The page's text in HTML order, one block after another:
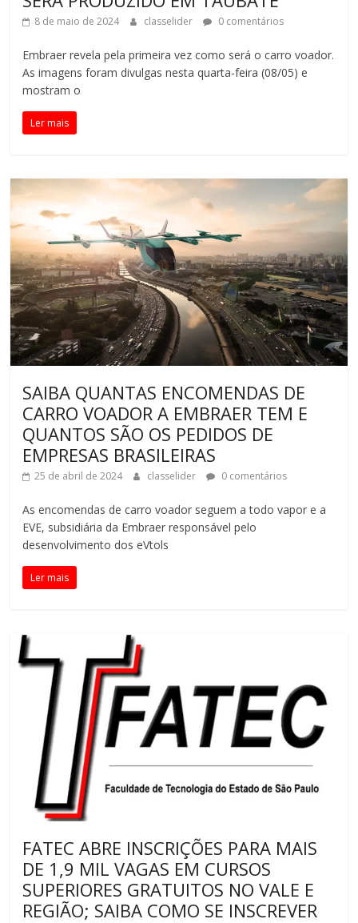
8 de maio de 2024 classelider 0 comentários
Embraer revela pela primeira vez como será o carro voador.
As imagens foram divulgas nesta quarta-feira (08/05) e
mostram o
Ler mais
SAIBA QUANTAS ENCOMENDAS DE
CARRO VOADOR A EMBRAER TEM E
QUANTOS SÃO OS PEDIDOS DE
EMPRESAS BRASILEIRAS
25 de abril de 2024 classelider 0 comentários
As encomendas de carro voador seguem a todo vapor e a
EVE, subsidiária da Embraer responsável pelo
desenvolvimento dos eVtols
Ler mais
FATEC ABRE INSCRIÇÕES PARA MAIS
DE 1,9 MIL VAGAS EM CURSOS
SUPERIORES GRATUITOS NO VALE E
REGIÃO; SAIBA COMO SE INSCREVER